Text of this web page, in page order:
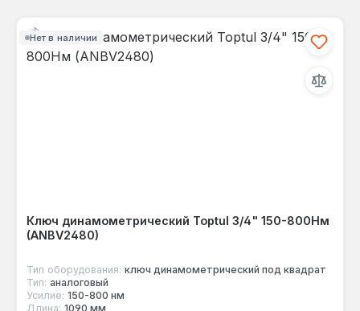
Нет в наличии
Ключ динамометрический Toptul 3/4" 150-800Нм
(ANBV2480)
Тип оборудования: ключ динамометрический под квадрат
Тип: аналоговый
Усилие: 150-800 нм
Длина: 1090 мм